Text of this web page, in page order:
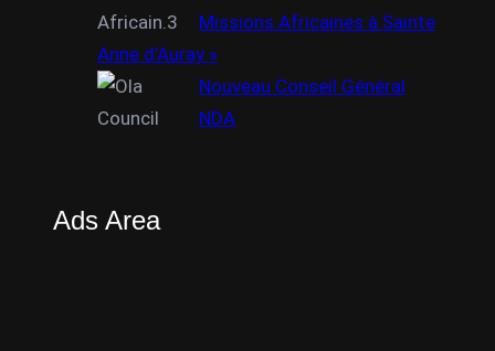
Missions Africaines à Sainte
Anne d’Auray »
Nouveau Conseil Général
NDA
Ads Area